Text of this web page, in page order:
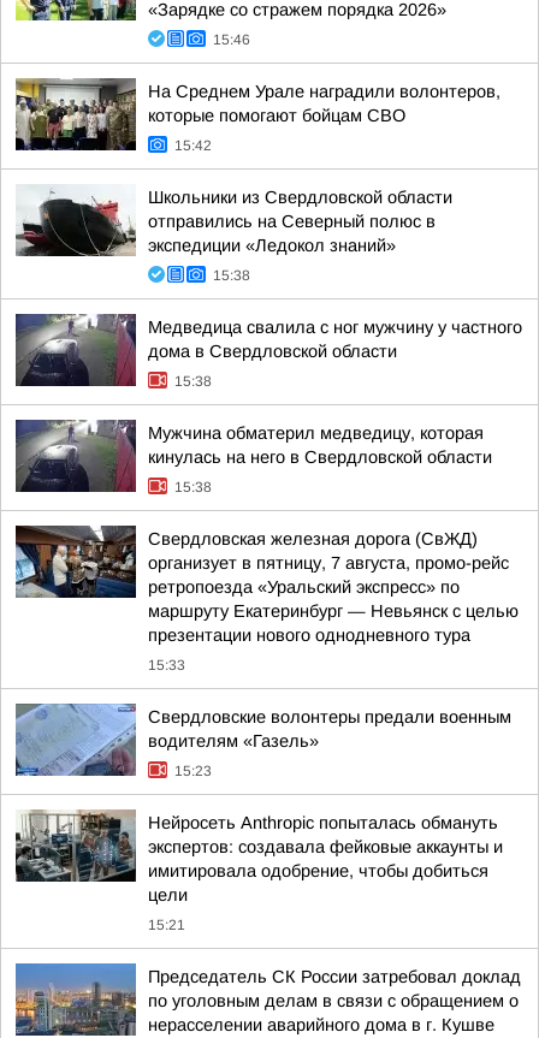
«Зарядке со стражем порядка 2026»
15:46
На Среднем Урале наградили волонтеров,
которые помогают бойцам СВО
15:42
Школьники из Свердловской области
отправились на Северный полюс в
экспедиции «Ледокол знаний»
15:38
Медведица свалила с ног мужчину у частного
дома в Свердловской области
15:38
Мужчина обматерил медведицу, которая
кинулась на него в Свердловской области
15:38
Свердловская железная дорога (СвЖД)
организует в пятницу, 7 августа, промо-рейс
ретропоезда «Уральский экспресс» по
маршруту Екатеринбург — Невьянск с целью
презентации нового однодневного тура
15:33
Свердловские волонтеры предали военным
водителям «Газель»
15:23
Нейросеть Anthropic попыталась обмануть
экспертов: создавала фейковые аккаунты и
имитировала одобрение, чтобы добиться
цели
15:21
Председатель СК России затребовал доклад
по уголовным делам в связи с обращением о
нерасселении аварийного дома в г. Кушве